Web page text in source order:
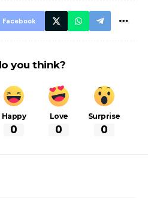
Facebook
you think?
Happy
0
Love
0
Surprise
0